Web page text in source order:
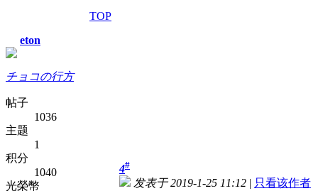
TOP
eton
チョコの行方
帖子
1036
主题
1
积分
1040
光榮幣
4#
发表于 2019-1-25 11:12 | 只看该作者